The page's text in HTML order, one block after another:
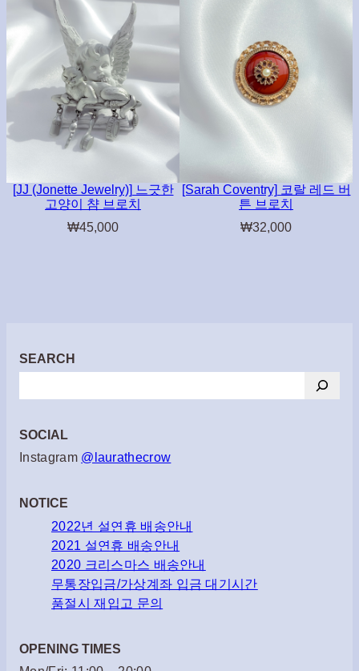
[JJ (Jonette Jewelry)] 느긋한
고양이 챰 브로치
₩45,000
[Sarah Coventry] 코랄 레드 버
튼 브로치
₩32,000
SEARCH
색
SOCIAL
Instagram @laurathecrow
NOTICE
2022년 설연휴 배송안내
2021 설연휴 배송안내
2020 크리스마스 배송안내
무통장입금/가상계좌 입금 대기시간
품절시 재입고 문의
OPENING TIMES